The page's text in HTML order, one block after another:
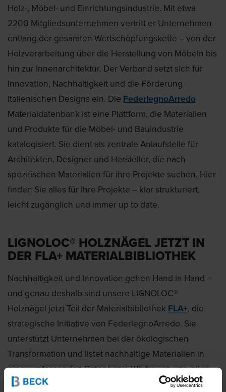
Holz-, Möbel- und Einrichtungsindustrie. Mit etwa
2200 Mitgliedsunternehmen vertritt er Unternehmen
entlang der gesamten Wertschöpfungskette – von der
Holzverarbeitung über die Herstellung von Möbeln bis
hin zur Innenarchitektur. Der Verband setzt sich für
Innovation, Nachhaltigkeit und die Förderung
italienischen Designs ein. Die FederlegnoArredo
Materialdatenbank ist eine Plattform, die Materialien
und Produkte für die Möbel- und Bauindustrie
katalogisiert. Sie dient als zentrale Anlaufstelle für
Architekten, Designer und Hersteller, die nach
spezifischen Materialien für ihre Projekte suchen. Hier
finden Sie alles für Ihre Projekte – klar strukturiert,
leicht zugänglich und immer up to date.
LIGNOLOC® HOLZNÄGEL JETZT IN
DER FLA+ MATERIALBIBLIOTHEK
Nachhaltigkeit und Innovation gehen Hand in Hand –
und genau deshalb sind unsere LIGNOLOC®
Holznägel jetzt Teil der Materialbibliothek FLA+, die
strategische Initiative von FederlegnoArredo. Sie
unterstützt Unternehmen bei der ökologischen
Transformation und listet nachhaltige Materialien in
einer umfassenden Datenbank. Wir freuen uns, allen
italienischen Fachleuten in den Bereichen Möbelbau